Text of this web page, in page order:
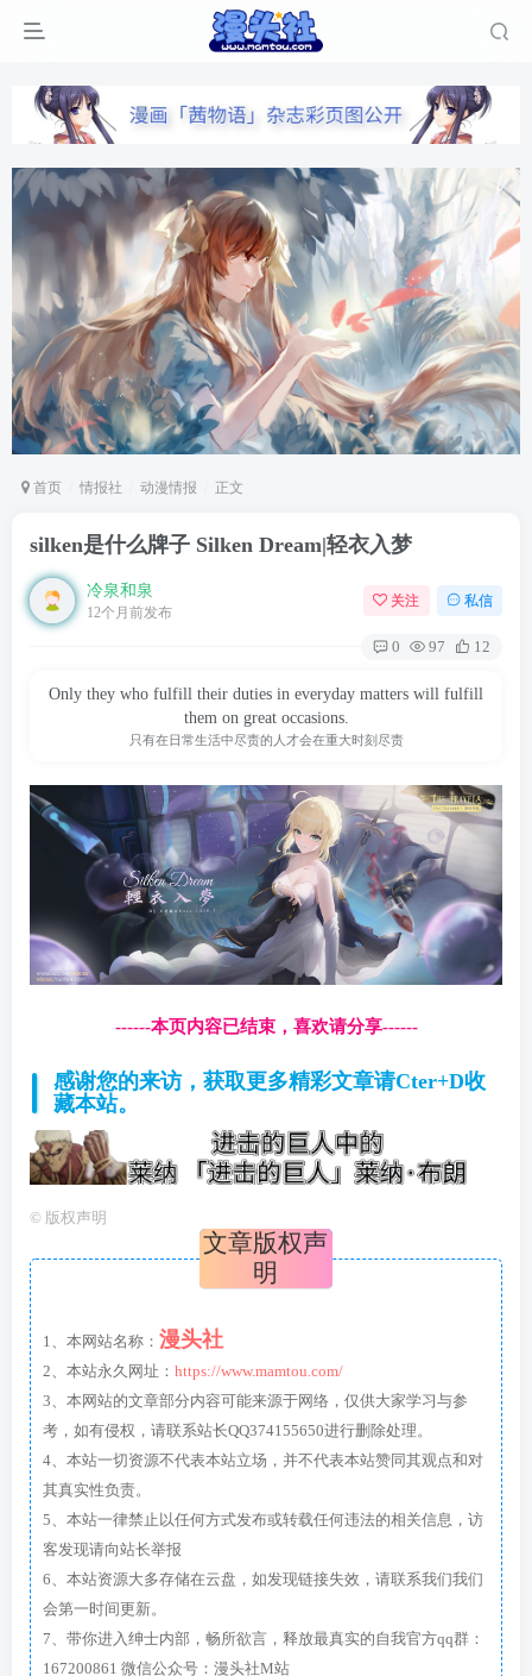
首页 情报社 动漫情报 正文
silken是什么牌子 Silken Dream|轻衣入梦
冷泉和泉
12个月前发布
关注 私信
0 97 12
Only they who fulfill their duties in everyday matters will fulfill
them on great occasions.
只有在日常生活中尽责的人才会在重大时刻尽责
------本页内容已结束，喜欢请分享------
感谢您的来访，获取更多精彩文章请Cter+D收
藏本站。
© 版权声明
文章版权声
明
1、本网站名称： 漫头社
2、本站永久网址： https://www.mamtou.com/
3、本网站的文章部分内容可能来源于网络，仅供大家学习与参
考，如有侵权，请联系站长QQ374155650进行删除处理。
4、本站一切资源不代表本站立场，并不代表本站赞同其观点和对
其真实性负责。
5、本站一律禁止以任何方式发布或转载任何违法的相关信息，访
客发现请向站长举报
6、本站资源大多存储在云盘，如发现链接失效，请联系我们我们
会第一时间更新。
7、带你进入绅士内部，畅所欲言，释放最真实的自我官方qq群：
167200861 微信公众号：漫头社M站